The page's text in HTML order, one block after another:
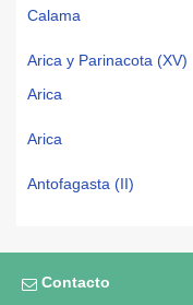
Calama
Arica y Parinacota (XV)
Arica
Arica
Antofagasta (II)
Contacto